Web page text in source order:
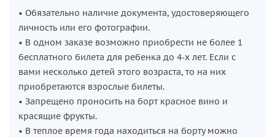
парки, арены и другие знаменитые здания, которые были
построены к зимней олимпиаде 2014 года. Мы посмотрим
и на другие достопримечательности большого Сочи. Я
покажу вам устье рек Мзымта и Псоу и далёкий мыс
Пицунда на горизонте. И всё это будет видно на фоне
больших кавказских гор с их снежными вершинами.
Купание и дельфины
• Обязательно наличие документа, удостоверяющего
личность или его фотографии.
• В одном заказе возможно приобрести не более 1
бесплатного билета для ребенка до 4-х лет. Если с
вами несколько детей этого возраста, то на них
приобретаются взрослые билеты.
• Запрещено проносить на борт красное вино и
красящие фрукты.
• В теплое время года находиться на борту можно